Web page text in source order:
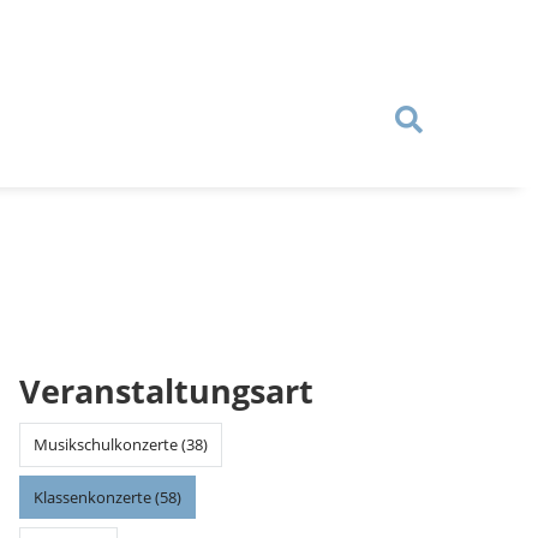
Veranstaltungsart
Musikschulkonzerte (38)
Klassenkonzerte (58)